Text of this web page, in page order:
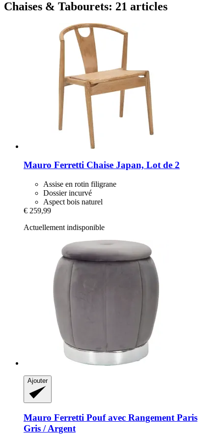
Chaises & Tabourets: 21 articles
Mauro Ferretti Chaise Japan, Lot de 2
Assise en rotin filigrane
Dossier incurvé
Aspect bois naturel
€ 259,99
Actuellement indisponible
Ajouter
Mauro Ferretti Pouf avec Rangement Paris
Gris / Argent